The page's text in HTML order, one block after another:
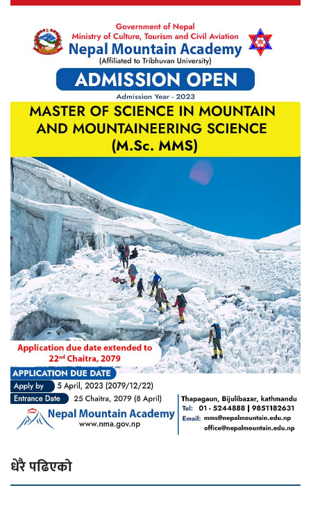
धेरै पढिएको